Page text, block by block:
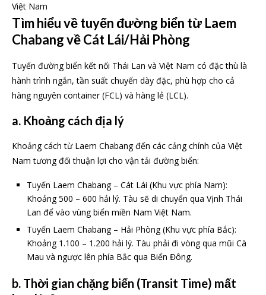
Việt Nam
Tìm hiểu về tuyến đường biển từ Laem
Chabang về Cát Lái/Hải Phòng
Tuyến đường biển kết nối Thái Lan và Việt Nam có đặc thù là
hành trình ngắn, tần suất chuyến dày đặc, phù hợp cho cả
hàng nguyên container (FCL) và hàng lẻ (LCL).
a. Khoảng cách địa lý
Khoảng cách từ Laem Chabang đến các cảng chính của Việt
Nam tương đối thuận lợi cho vận tải đường biển:
Tuyến Laem Chabang – Cát Lái (Khu vực phía Nam):
Khoảng 500 – 600 hải lý. Tàu sẽ di chuyển qua Vịnh Thái
Lan để vào vùng biển miền Nam Việt Nam.
Tuyến Laem Chabang – Hải Phòng (Khu vực phía Bắc):
Khoảng 1.100 – 1.200 hải lý. Tàu phải đi vòng qua mũi Cà
Mau và ngược lên phía Bắc qua Biển Đông.
b. Thời gian chặng biển (Transit Time) mất